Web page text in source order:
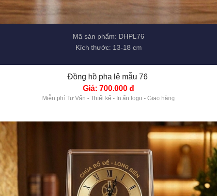
Mã sản phẩm: DHPL76
Kích thước: 13-18 cm
Đồng hồ pha lê mẫu 76
Giá: 700.000 đ
Miễn phí Tư Vấn - Thiết kế - In ấn logo - Giao hàng